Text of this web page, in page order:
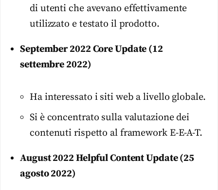
di utenti che avevano effettivamente
utilizzato e testato il prodotto.
September 2022 Core Update (12
settembre 2022)
Ha interessato i siti web a livello globale.
Si è concentrato sulla valutazione dei
contenuti rispetto al framework E-E-A-T.
August 2022 Helpful Content Update (25
agosto 2022)